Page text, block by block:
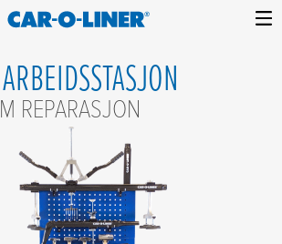
Car-
O-
Liner
Collision
Equipment
REPARASJON